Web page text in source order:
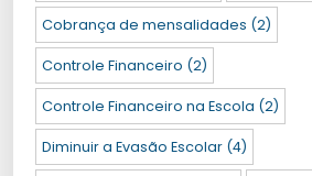
Cobrança de mensalidades (2)
Controle Financeiro (2)
Controle Financeiro na Escola (2)
Diminuir a Evasão Escolar (4)